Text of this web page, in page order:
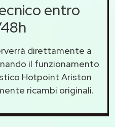
entro
direttamente a
il funzionamento
Hotpoint Ariston
ricambi originali.